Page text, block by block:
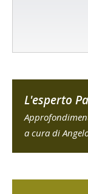
L'esperto
a cura di